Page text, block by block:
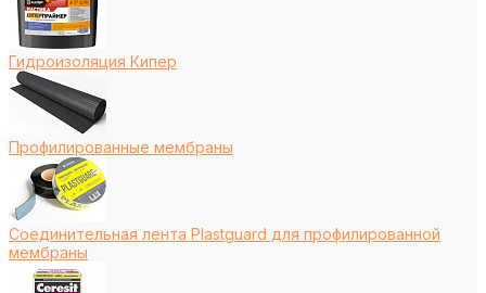
Гидроизоляция Кипер
Профилированные мембраны
Соединительная лента Plastguard для профилированной
мембраны